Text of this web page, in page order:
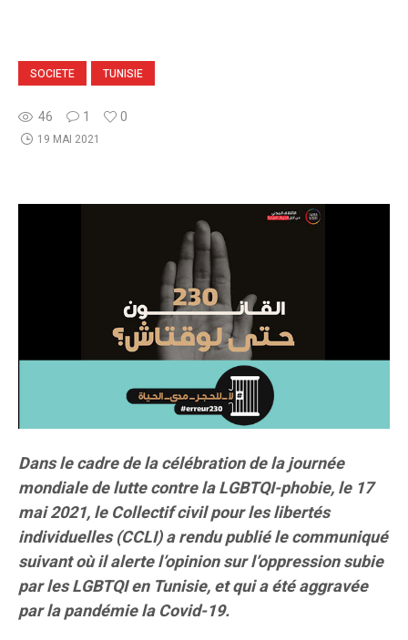
SOCIETE TUNISIE
46 1 0
19 MAI 2021
Dans le cadre de la célébration de la journée
mondiale de lutte contre la LGBTQI-phobie, le 17
mai 2021, le Collectif civil pour les libertés
individuelles (CCLI) a rendu publié le communiqué
suivant où il alerte l’opinion sur l’oppression subie
par les LGBTQI en Tunisie, et qui a été aggravée
par la pandémie la Covid-19.